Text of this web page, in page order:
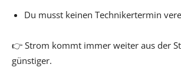
Du musst keinen Technikertermin
👉 Strom kommt immer weiter aus der
günstiger.